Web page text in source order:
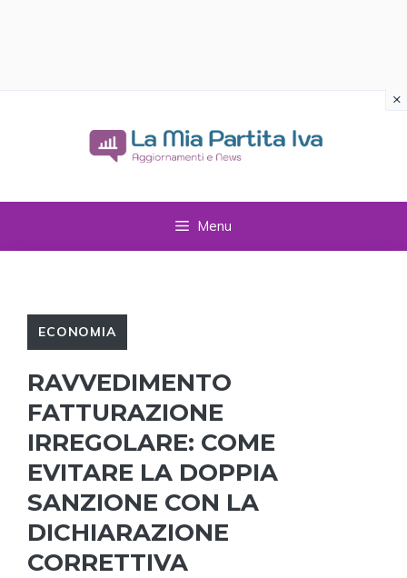
Menu
ECONOMIA
RAVVEDIMENTO
FATTURAZIONE
IRREGOLARE: COME
EVITARE LA DOPPIA
SANZIONE CON LA
DICHIARAZIONE
CORRETTIVA
×